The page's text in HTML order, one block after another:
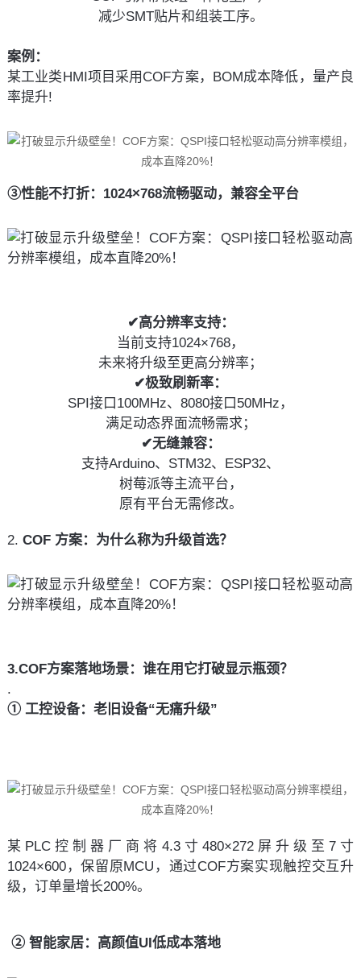
减少SMT贴片和组装工序。
案例：
某工业类HMI项目采用COF方案，BOM成本降低，量产良
率提升!
③性能不打折：1024×768流畅驱动，兼容全平台
✔高分辨率支持：
当前支持1024×768，
未来将升级至更高分辨率；
✔极致刷新率：
SPI接口100MHz、8080接口50MHz，
满足动态界面流畅需求；
✔无缝兼容：
支持Arduino、STM32、ESP32、
树莓派等主流平台，
原有平台无需修改。
2. COF 方案：为什么称为升级首选？
3.COF方案落地场景：谁在用它打破显示瓶颈？
.
① 工控设备：老旧设备“无痛升级”
某PLC控制器厂商将4.3寸480×272屏升级至7寸
1024×600，保留原MCU，通过COF方案实现触控交互升
级，订单量增长200%。
② 智能家居：高颜值UI低成本落地